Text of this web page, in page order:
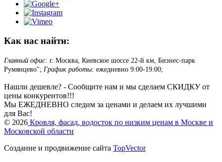
Как нас найти:
Главный офис: г. Москва, Киевское шоссе 22-й км, Бизнес-парк
Румянцево"; График работы: ежедневно 9:00-19:00;
Нашли дешевле? - Сообщите нам и мы сделаем СКИДКУ от
цены конкурентов!!!
Мы ЕЖЕДНЕВНО следим за ценами и делаем их лучшими
для Вас!
© 2026 Кровля, фасад, водосток по низким ценам в Москве и
Московской области
Создание и продвижение сайта TopVector